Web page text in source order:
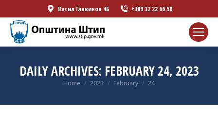
Васил Главинов 4Б +389 32 22 66 50
DAILY ARCHIVES: FEBRUARY 24, 2023
You are here:
Home 2023 February 24